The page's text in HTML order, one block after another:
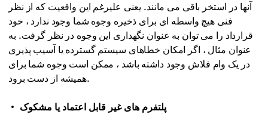
آنها در استخر باقی می مانند. یعنی علیرغم این واقعیت که از نظر
فنی هیچ واسطه ای برای ذخیره وجوه شما وجود ندارد ، خود
قرارداد را می توان به عنوان نگهداری این وجوه در نظر گرفت. به
عنوان مثال ، اگر امکان خطاهای سیستم گسترده یا آسیب پذیری
در یک وام فلاش وجود داشته باشد ، ممکن است وجوه شما برای
همیشه از دست برود.
پلتفرم های غیر قابل اعتماد یا مشکوک